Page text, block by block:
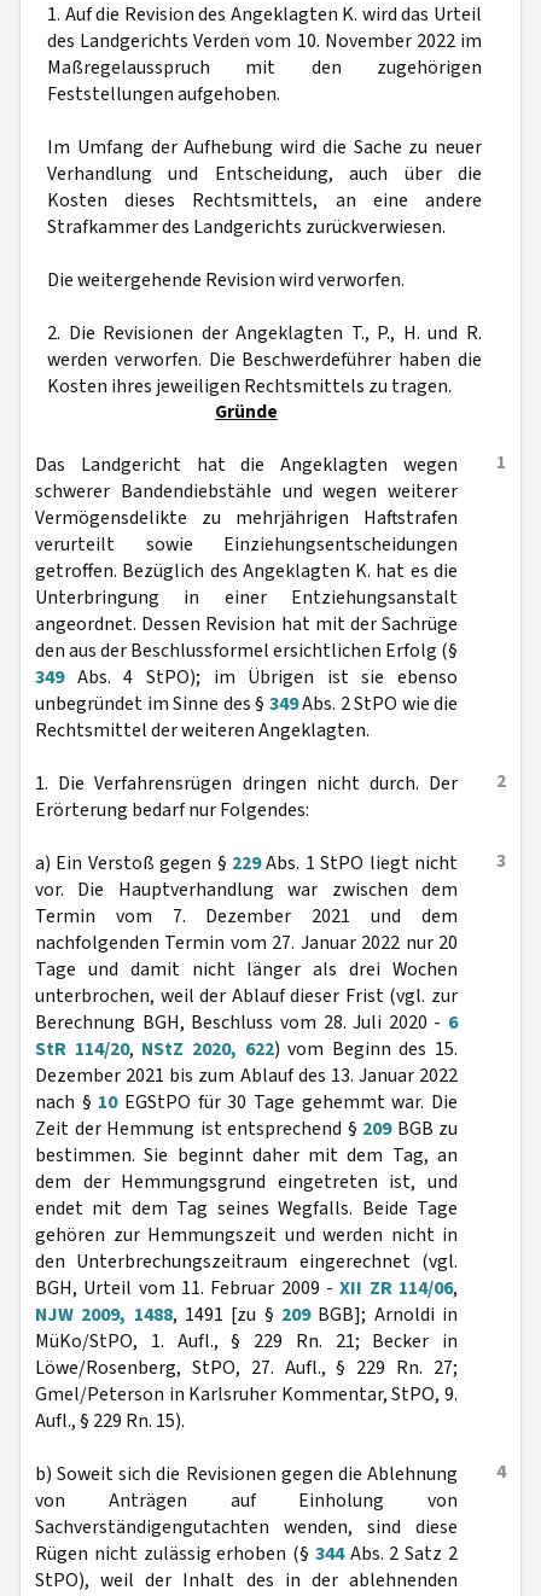
1. Auf die Revision des Angeklagten K. wird das Urteil
des Landgerichts Verden vom 10. November 2022 im
Maßregelausspruch mit den zugehörigen
Feststellungen aufgehoben.
Im Umfang der Aufhebung wird die Sache zu neuer
Verhandlung und Entscheidung, auch über die
Kosten dieses Rechtsmittels, an eine andere
Strafkammer des Landgerichts zurückverwiesen.
Die weitergehende Revision wird verworfen.
2. Die Revisionen der Angeklagten T., P., H. und R.
werden verworfen. Die Beschwerdeführer haben die
Kosten ihres jeweiligen Rechtsmittels zu tragen.
Gründe
1
Das Landgericht hat die Angeklagten wegen
schwerer Bandendiebstähle und wegen weiterer
Vermögensdelikte zu mehrjährigen Haftstrafen
verurteilt sowie Einziehungsentscheidungen
getroffen. Bezüglich des Angeklagten K. hat es die
Unterbringung in einer Entziehungsanstalt
angeordnet. Dessen Revision hat mit der Sachrüge
den aus der Beschlussformel ersichtlichen Erfolg (§
349Abs. 4 StPO); im Übrigen ist sie ebenso
unbegründet im Sinne des § 349Abs. 2 StPO wie die
Rechtsmittel der weiteren Angeklagten.
2
1. Die Verfahrensrügen dringen nicht durch. Der
Erörterung bedarf nur Folgendes:
3
a) Ein Verstoß gegen § 229Abs. 1 StPO liegt nicht
vor. Die Hauptverhandlung war zwischen dem
Termin vom 7. Dezember 2021 und dem
nachfolgenden Termin vom 27. Januar 2022 nur 20
Tage und damit nicht länger als drei Wochen
unterbrochen, weil der Ablauf dieser Frist (vgl. zur
Berechnung BGH, Beschluss vom 28. Juli 2020 - 6
StR 114/20, NStZ 2020, 622) vom Beginn des 15.
Dezember 2021 bis zum Ablauf des 13. Januar 2022
nach § 10EGStPO für 30 Tage gehemmt war. Die
Zeit der Hemmung ist entsprechend § 209BGB zu
bestimmen. Sie beginnt daher mit dem Tag, an
dem der Hemmungsgrund eingetreten ist, und
endet mit dem Tag seines Wegfalls. Beide Tage
gehören zur Hemmungszeit und werden nicht in
den Unterbrechungszeitraum eingerechnet (vgl.
BGH, Urteil vom 11. Februar 2009 -XII ZR 114/06,
NJW 2009, 1488, 1491 [zu § 209BGB]; Arnoldi in
MüKo/StPO, 1. Aufl., § 229 Rn. 21; Becker in
Löwe/Rosenberg, StPO, 27. Aufl., § 229 Rn. 27;
Gmel/Peterson in Karlsruher Kommentar, StPO, 9.
Aufl., § 229 Rn. 15).
4
b) Soweit sich die Revisionen gegen die Ablehnung
von Anträgen auf Einholung von
Sachverständigengutachten wenden, sind diese
Rügen nicht zulässig erhoben (§ 344Abs. 2 Satz 2
StPO), weil der Inhalt des in der ablehnenden